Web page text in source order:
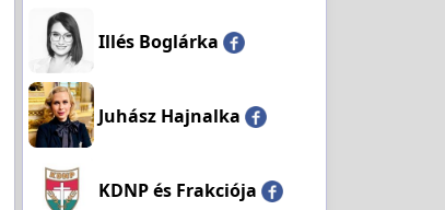
Illés Boglárka
Juhász Hajnalka
KDNP és Frakciója